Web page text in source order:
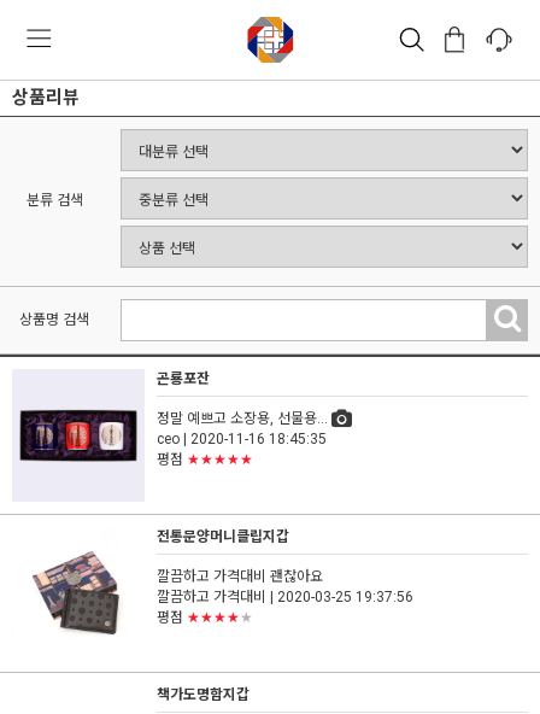
상품리뷰
분류 검색
상품명 검색
곤룡포잔
정말 예쁘고 소장용, 선물용...
ceo
| 2020-11-16 18:45:35
평점 ★★★★★
전통문양머니클립지갑
깔끔하고 가격대비 괜찮아요
깔끔하고 가격대비
| 2020-03-25 19:37:56
평점 ★★★★★
책가도명함지갑